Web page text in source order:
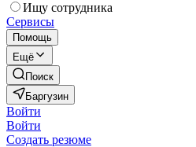
Ищу сотрудника
Сервисы
Помощь
Ещё
Поиск
Баргузин
Войти
Войти
Создать резюме